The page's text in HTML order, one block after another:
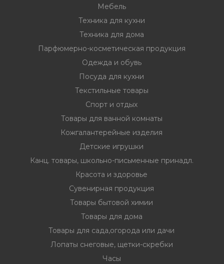
Мебель
Техника для кухни
Техника для дома
Парфюмерно-косметическая продукция
Одежда и обувь
Посуда для кухни
Текстильные товары
Спорт и отдых
Товары для ванной комнаты
Кожгалантерейные изделия
Детские игрушки
Канц. товары, школьно-письменные принадл.
Красота и здоровье
Сувенирная продукция
Товары бытовой химии
Товары для дома
Товары для сада,огорода или дачи
Лопаты снеговые, щетки-скребки
Часы